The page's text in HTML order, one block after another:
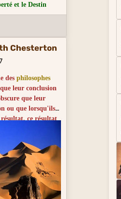
et le Destin
Chesterton
desphilosophes
leur conclusion
que leur
ou que lorsqu'ils
ce résultat
è oscura
o che
un risultato il cui
è il caos.